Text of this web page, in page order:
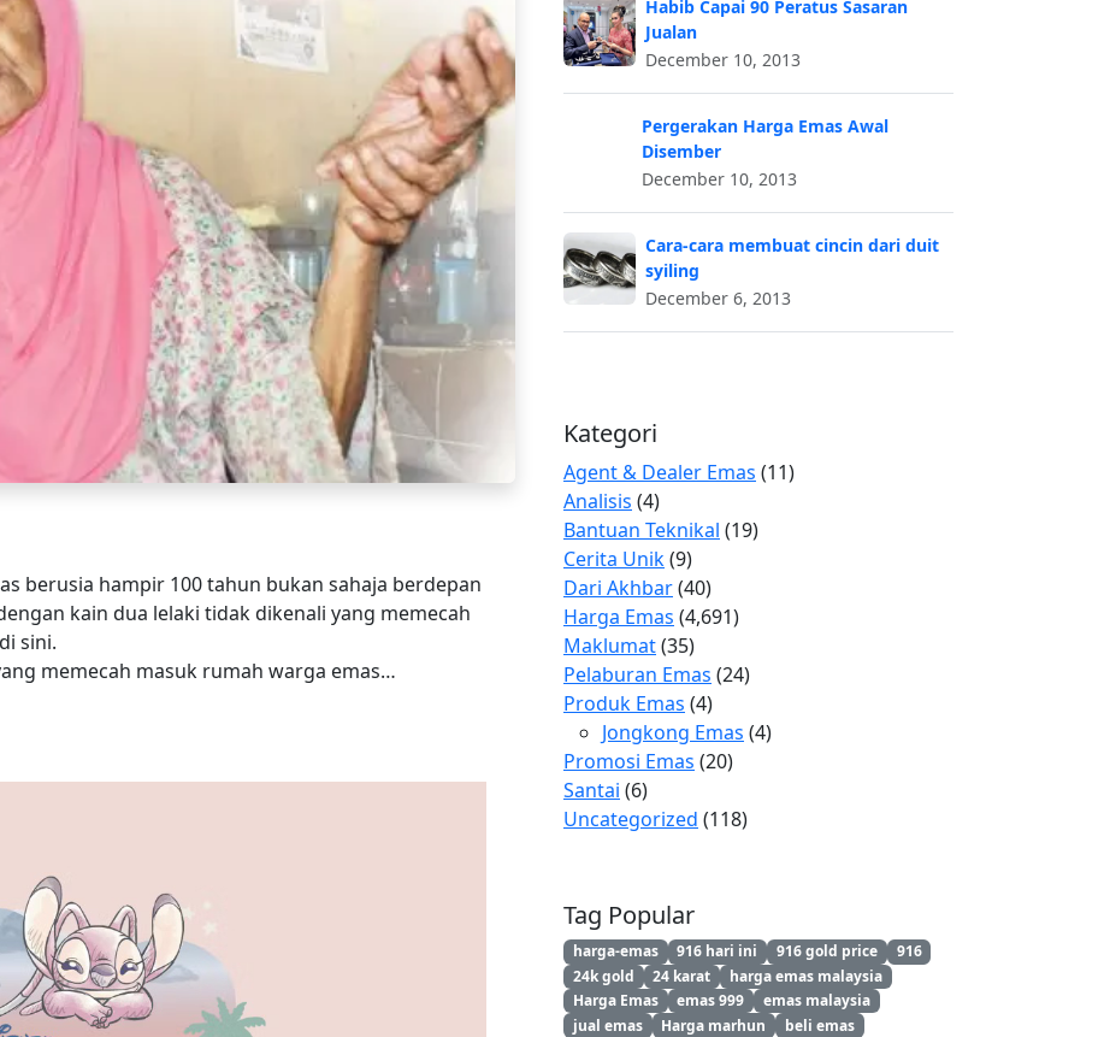
berusia hampir 100 tahun bukan sahaja berdepan
kain dua lelaki tidak dikenali yang memecah
sini.
memecah masuk rumah warga emas…
Habib Capai 90 Peratus Sasaran
Jualan
December 10, 2013
Pergerakan Harga Emas Awal
Disember
December 10, 2013
Cara-cara membuat cincin dari duit
syiling
December 6, 2013
Kategori
Agent & Dealer Emas (11)
Analisis (4)
Bantuan Teknikal (19)
Cerita Unik(9)
Dari Akhbar(40)
Harga Emas (4,691)
Maklumat(35)
Pelaburan Emas (24)
Produk Emas (4)
Jongkong Emas (4)
Promosi Emas (20)
Santai (6)
Uncategorized (118)
Tag Popular
harga-emas 916 hari ini 916 gold price
916
24k gold
24 karat
harga emas malaysia
Harga Emas
emas 999
emas malaysia
jual emas
Harga marhun
beli emas